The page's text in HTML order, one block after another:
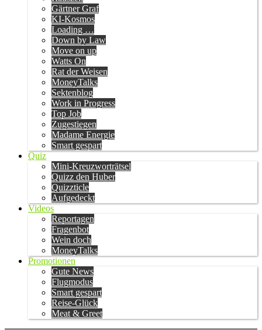
Gärtner Graf
KI-Kosmos
Loading …
Down by Law
Move on up
Watts On
Rat der Weisen
MoneyTalks
Sektenblog
Work in Progress
Top Job
Zugestiegen
Madame Energie
Smart gespart
Quiz
Mini-Kreuzworträtsel
Quizz den Huber
Quizzticle
Aufgedeckt
Videos
Reportagen
Fragenbot
Wein doch
MoneyTalks
Promotionen
Gute News
Flugmodus
Smart gespart
Reise-Glück
Meat & Greet